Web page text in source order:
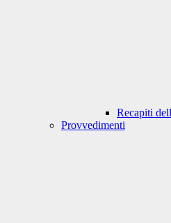
Recapiti
Provvedimenti